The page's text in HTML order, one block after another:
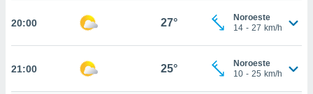
caso,
para
20:00 27°
Noroeste
14 - 27 km/h
21:00 25°
Noroeste
10 - 25 km/h